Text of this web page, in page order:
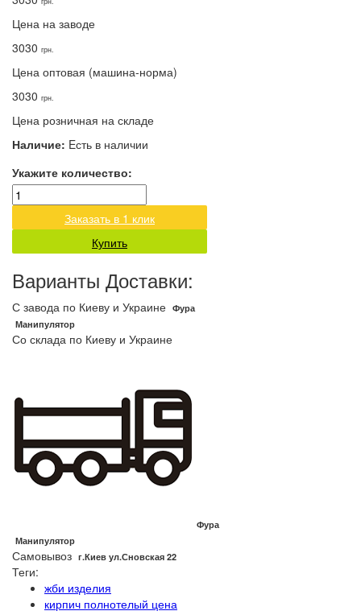
Цена на заводе
3030 грн.
Цена оптовая (машина-норма)
3030 грн.
Цена розничная на складе
Наличие: Eсть в наличии
Укажите количество:
Заказать в 1 клик
Купить
Варианты Доставки:
С завода по Киеву и Украине Фура
Манипулятор
Со склада по Киеву и Украине
Фура
Манипулятор
Самовывоз г.Киев ул.Сновская 22
Теги:
жби изделия
кирпич полнотелый цена